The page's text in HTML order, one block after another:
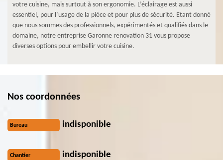
votre cuisine, mais surtout à son ergonomie. L’éclairage est aussi
essentiel, pour l’usage de la pièce et pour plus de sécurité. Etant donné
que nous sommes des professionnels, expérimentés et qualifiés dans le
domaine, notre entreprise Garonne renovation 31 vous propose
diverses options pour embellir votre cuisine.
Nos coordonnées
Bureau indisponible
Chantier indisponible